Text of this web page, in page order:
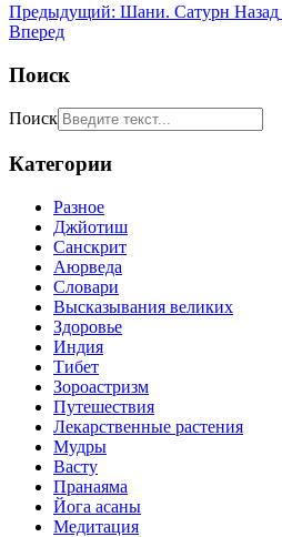
Предыдущий: Шани. Сатурн Назад
Вперед
Поиск
Поиск
Категории
Разное
Джйотиш
Санскрит
Аюрведа
Словари
Высказывания великих
Здоровье
Индия
Тибет
Зороастризм
Путешествия
Лекарственные растения
Мудры
Васту
Пранаяма
Йога асаны
Медитация